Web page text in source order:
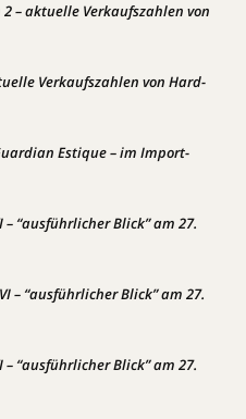
– aktuelle Verkaufszahlen von
Verkaufszahlen von Hard-
Estique – im Import-
“ausführlicher Blick” am 27.
– “ausführlicher Blick” am 27.
“ausführlicher Blick” am 27.